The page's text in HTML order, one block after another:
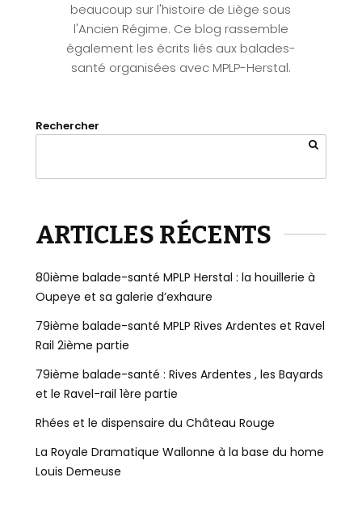
beaucoup sur l'histoire de Liège sous
l'Ancien Régime. Ce blog rassemble
également les écrits liés aux balades-
santé organisées avec MPLP-Herstal.
Rechercher
ARTICLES RÉCENTS
80ième balade-santé MPLP Herstal : la houillerie à
Oupeye et sa galerie d’exhaure
79ième balade-santé MPLP Rives Ardentes et Ravel
Rail 2ième partie
79ième balade-santé : Rives Ardentes , les Bayards
et le Ravel-rail 1ère partie
Rhées et le dispensaire du Château Rouge
La Royale Dramatique Wallonne à la base du home
Louis Demeuse